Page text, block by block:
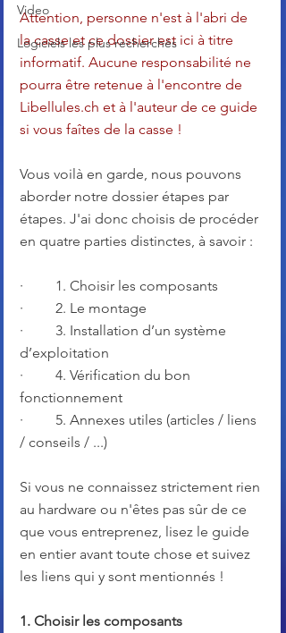
Video
Logiciels les plus recherchés
Attention, personne n'est à l'abri de
la casse et ce dossier est ici à titre
informatif. Aucune responsabilité ne
pourra être retenue à l'encontre de
Libellules.ch et à l'auteur de ce guide
si vous faîtes de la casse !
Vous voilà en garde, nous pouvons
aborder notre dossier étapes par
étapes. J'ai donc choisis de procéder
en quatre parties distinctes, à savoir :
·         1. Choisir les composants
·         2. Le montage
·         3. Installation d’un système
d’exploitation
·         4. Vérification du bon
fonctionnement
·         5. Annexes utiles (articles / liens
/ conseils / ...)
Si vous ne connaissez strictement rien
au hardware ou n'êtes pas sûr de ce
que vous entreprenez, lisez le guide
en entier avant toute chose et suivez
les liens qui y sont mentionnés !
1. Choisir les composants